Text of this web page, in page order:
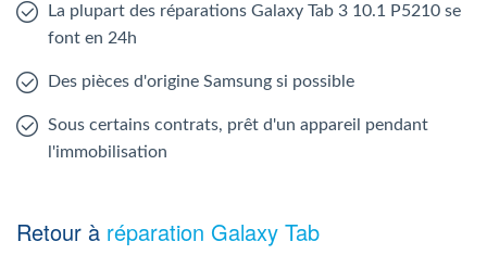
La plupart des réparations Galaxy Tab 3 10.1 P5210 se
font en 24h
Des pièces d'origine Samsung si possible
Sous certains contrats, prêt d'un appareil pendant
l'immobilisation
Retour à réparation Galaxy Tab